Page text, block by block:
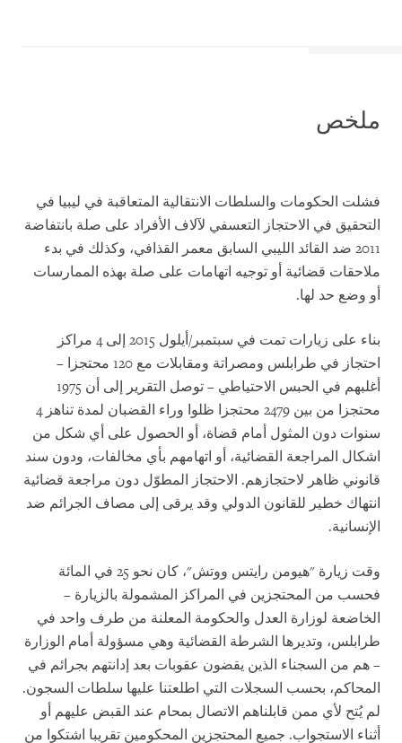
ملخص
فشلت الحكومات والسلطات الانتقالية المتعاقبة في ليبيا في
التحقيق في الاحتجاز التعسفي لآلاف الأفراد على صلة بانتفاضة
2011 ضد القائد الليبي السابق معمر القذافي، وكذلك في بدء
ملاحقات قضائية أو توجيه اتهامات على صلة بهذه الممارسات
أو وضع حد لها.
بناء على زيارات تمت في سبتمبر/أيلول 2015 إلى 4 مراكز
احتجاز في طرابلس ومصراتة ومقابلات مع 120 محتجزا –
أغلبهم في الحبس الاحتياطي – توصل التقرير إلى أن 1975
محتجزا من بين 2479 محتجزا ظلوا وراء القضبان لمدة تناهز 4
سنوات دون المثول أمام قضاة، أو الحصول على أي شكل من
اشكال المراجعة القضائية، أو اتهامهم بأي مخالفات، ودون سند
قانوني ظاهر لاحتجازهم. الاحتجاز المطوّل دون مراجعة قضائية
انتهاك خطير للقانون الدولي وقد يرقى إلى مصاف الجرائم ضد
الإنسانية.
وقت زيارة "هيومن رايتس ووتش"، كان نحو 25 في المائة
فحسب من المحتجزين في المراكز المشمولة بالزيارة –
الخاضعة لوزارة العدل والحكومة المعلنة من طرف واحد في
طرابلس، وتديرها الشرطة القضائية وهي مسؤولة أمام الوزارة
– هم من السجناء الذين يقضون عقوبات بعد إدانتهم بجرائم في
المحاكم، بحسب السجلات التي اطلعتنا عليها سلطات السجون.
لم يُتح لأي ممن قابلناهم الاتصال بمحام عند القبض عليهم أو
أثناء الاستجواب. جميع المحتجزين المحكومين تقريبا اشتكوا من